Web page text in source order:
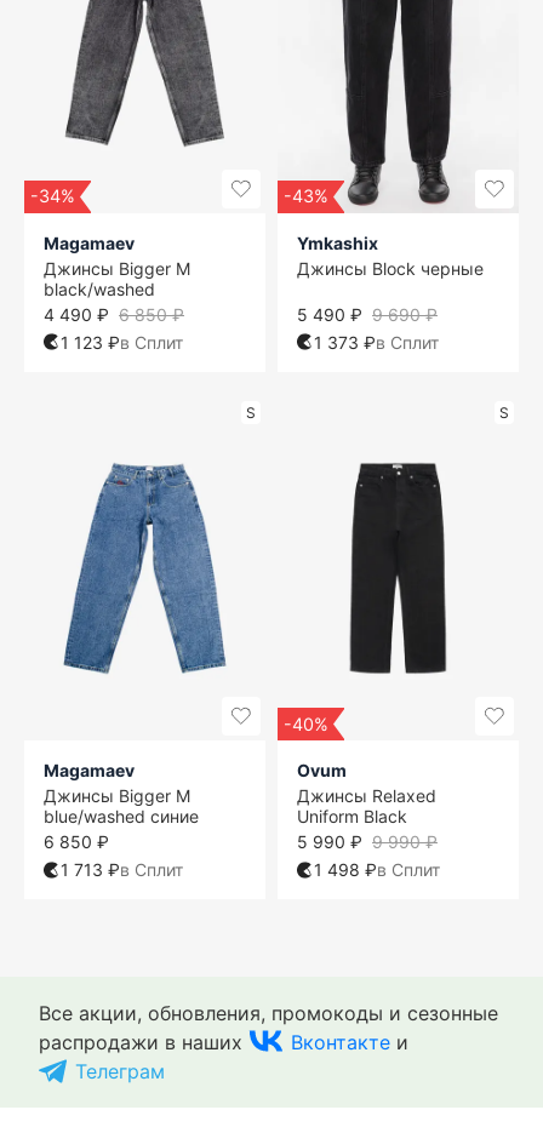
-34%
Magamaev
Джинсы Bigger M
black/washed
6 850 ₽
4 490 ₽
1 123 ₽в Сплит
-43%
Ymkashix
Джинсы Block черные
9 690 ₽
5 490 ₽
1 373 ₽в Сплит
S
Magamaev
Джинсы Bigger M
blue/washed синие
6 850 ₽
1 713 ₽в Сплит
S
-40%
Ovum
Джинсы Relaxed
Uniform Black
9 990 ₽
5 990 ₽
1 498 ₽в Сплит
Все акции, обновления, промокоды и сезонные
распродажи в наших
Вконтакте и
Телеграм